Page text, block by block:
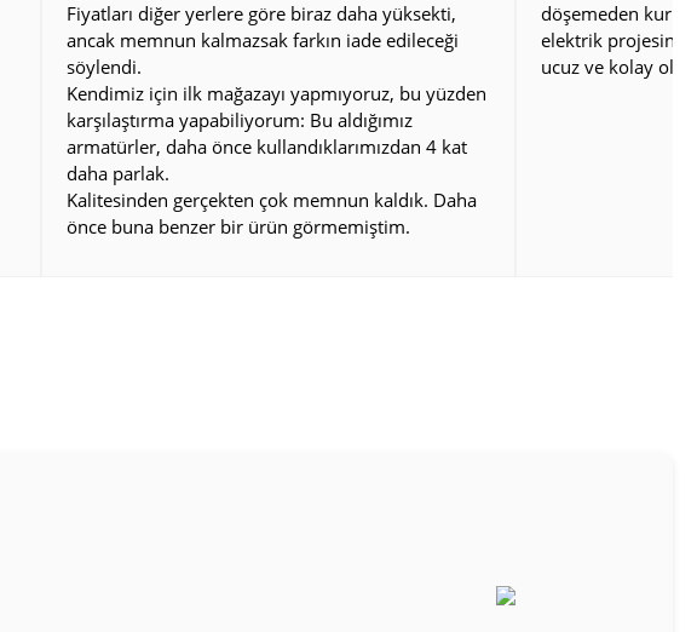
Fiyatları diğer yerlere göre biraz daha yüksekti,
ancak memnun kalmazsak farkın iade edileceği
söylendi.
Kendimiz için ilk mağazayı yapmıyoruz, bu yüzden
karşılaştırma yapabiliyorum: Bu aldığımız
armatürler, daha önce kullandıklarımızdan 4 kat
daha parlak.
Kalitesinden gerçekten çok memnun kaldık. Daha
önce buna benzer bir ürün görmemiştim.
döşemeden
elektrik projesini
ucuz ve kolay